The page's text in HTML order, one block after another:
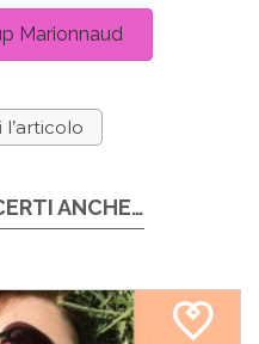
Marionnaud
ANCHE…